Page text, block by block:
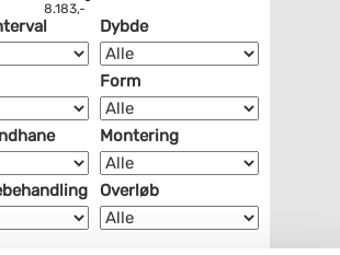
8.183,-
Dybde
Form
Montering
Overløb